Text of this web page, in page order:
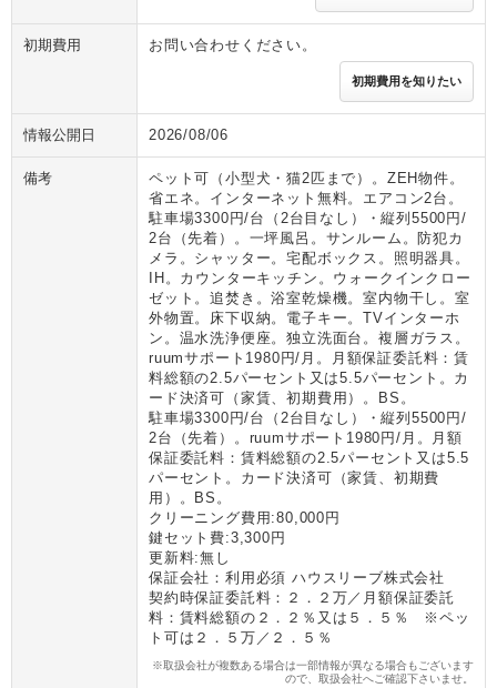
初期費用 お問い合わせください。
初期費用を知りたい
情報公開日 2026/08/06
備考
ペット可（小型犬・猫2匹まで）。ZEH物件。
省エネ。インターネット無料。エアコン2台。
駐車場3300円/台（2台目なし）・縦列5500円/
2台（先着）。一坪風呂。サンルーム。防犯カ
メラ。シャッター。宅配ボックス。照明器具。
IH。カウンターキッチン。ウォークインクロー
ゼット。追焚き。浴室乾燥機。室内物干し。室
外物置。床下収納。電子キー。TVインターホ
ン。温水洗浄便座。独立洗面台。複層ガラス。
ruumサポート1980円/月。月額保証委託料：賃
料総額の2.5パーセント又は5.5パーセント。カ
ード決済可（家賃、初期費用）。BS。
駐車場3300円/台（2台目なし）・縦列5500円/
2台（先着）。ruumサポート1980円/月。月額
保証委託料：賃料総額の2.5パーセント又は5.5
パーセント。カード決済可（家賃、初期費
用）。BS。
クリーニング費用:80,000円
鍵セット費:3,300円
更新料:無し
保証会社：利用必須 ハウスリーブ株式会社
契約時保証委託料：２．２万／月額保証委託
料：賃料総額の２．２％又は５．５％ ※ペッ
ト可は２．５万／２．５％
※取扱会社が複数ある場合は一部情報が異なる場合もございます
ので、取扱会社へご確認下さいませ。